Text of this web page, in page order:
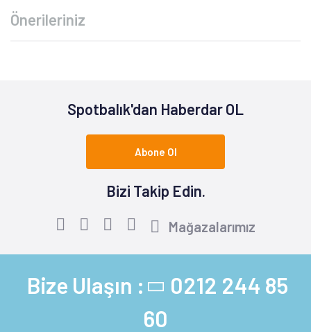
Önerileriniz
Spotbalık'dan Haberdar OL
Abone Ol
Bizi Takip Edin.
Mağazalarımız
Bize Ulaşın : 0212 244 85
60